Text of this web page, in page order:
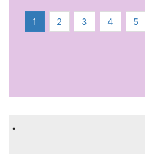
1 2 3 4 5
.